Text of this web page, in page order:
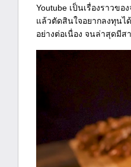
Youtube เป็นเรื่องราวข
แล้วตัดสินใจอยากลงทุนไ
อย่างต่อเนื่อง จนล่าสุดมี